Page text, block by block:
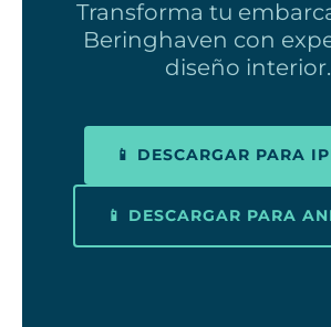
Transforma tu
Beringhaven con
diseño interior.
📱 DESCARGAR PARA
📱 DESCARGAR PARA